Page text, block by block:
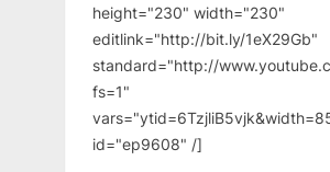
height="230" width="230"
editlink="http://bit.ly/1eX29Gb"
standard="http://
fs=1"
id="ep9608" /]